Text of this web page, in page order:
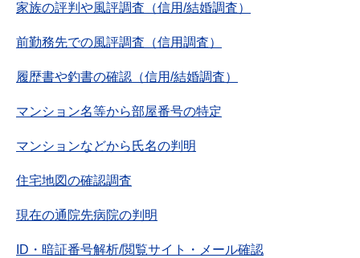
家族の評判や風評調査（信用/結婚調査）
前勤務先での風評調査（信用調査）
履歴書や釣書の確認（信用/結婚調査）
マンション名等から部屋番号の特定
マンションなどから氏名の判明
住宅地図の確認調査
現在の通院先病院の判明
ID・暗証番号解析/閲覧サイト・メール確認